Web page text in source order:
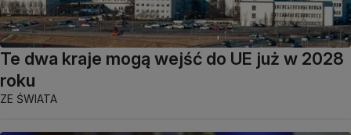
Te dwa kraje mogą wejść do UE już w 2028
roku
ZE ŚWIATA